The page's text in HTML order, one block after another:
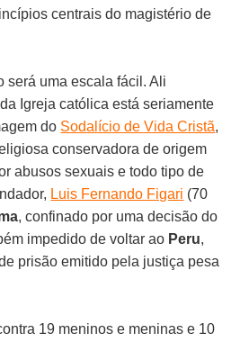
centrais do magistério de
será uma escala fácil. Ali
Igreja católica está seriamente
do Sodalício de Vida Cristã,
conservadora de origem
abusos sexuais e todo tipo de
Luis Fernando Figari (70
, confinado por uma decisão do
impedido de voltar ao Peru,
prisão emitido pela justiça pesa
19 meninos e meninas e 10